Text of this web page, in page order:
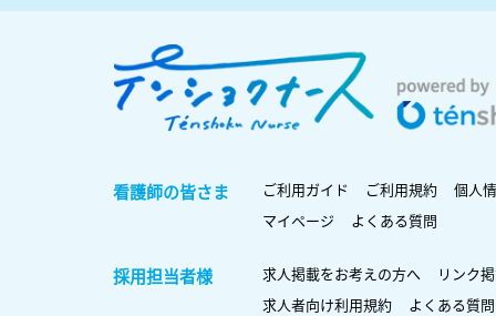
看護師の皆さま ご利用ガイド ご利用規約 個人
マイページ
よくある質問
採用担当者様 求人掲載をお考えの方へ リンク
求人者向け利用規約
よくある質問